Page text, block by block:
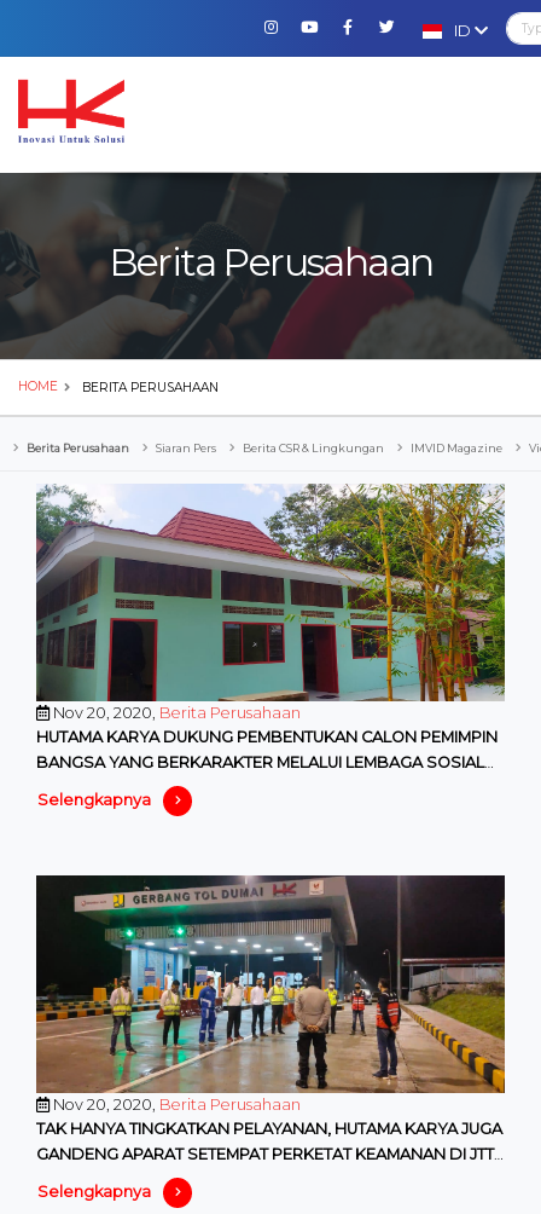
ID
Berita Perusahaan
HOME BERITA PERUSAHAAN
Berita Perusahaan Siaran Pers Berita CSR & Lingkungan IMVID Magazine
Nov 20, 2020, Berita Perusahaan
HUTAMA KARYA DUKUNG PEMBENTUKAN CALON PEMIMPIN
BANGSA YANG BERKARAKTER MELALUI LEMBAGA SOSIAL
BINAAN, PADEPOKAN KEBANGSA
Selengkapnya
Nov 20, 2020, Berita Perusahaan
TAK HANYA TINGKATKAN PELAYANAN, HUTAMA KARYA JUGA
GANDENG APARAT SETEMPAT PERKETAT KEAMANAN DI JTTS
JELANG NATARU
Selengkapnya